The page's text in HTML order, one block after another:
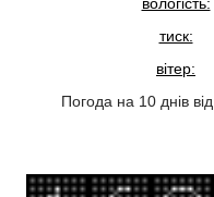
вологість:
тиск:
вітер:
Погода на 10 днів від